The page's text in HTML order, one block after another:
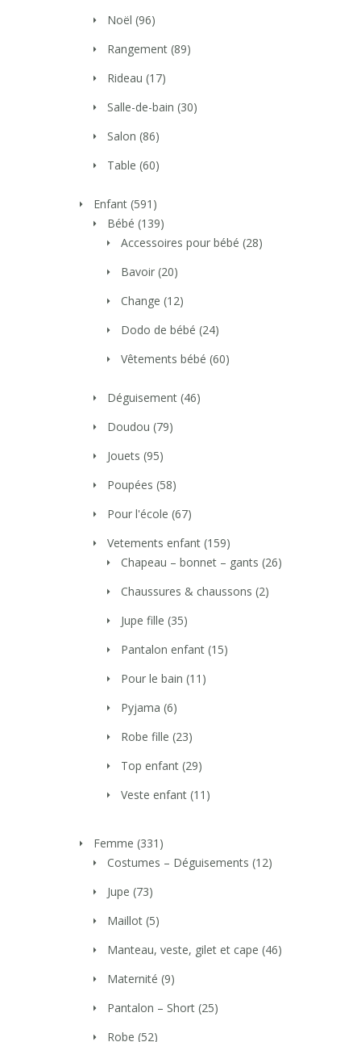
Noël (96)
Rangement (89)
Rideau (17)
Salle-de-bain (30)
Salon (86)
Table (60)
Enfant (591)
Bébé (139)
Accessoires pour bébé (28)
Bavoir (20)
Change (12)
Dodo de bébé (24)
Vêtements bébé (60)
Déguisement (46)
Doudou (79)
Jouets (95)
Poupées (58)
Pour l'école (67)
Vetements enfant (159)
Chapeau – bonnet – gants (26)
Chaussures & chaussons (2)
Jupe fille (35)
Pantalon enfant (15)
Pour le bain (11)
Pyjama (6)
Robe fille (23)
Top enfant (29)
Veste enfant (11)
Femme (331)
Costumes – Déguisements (12)
Jupe (73)
Maillot (5)
Manteau, veste, gilet et cape (46)
Maternité (9)
Pantalon – Short (25)
Robe (52)